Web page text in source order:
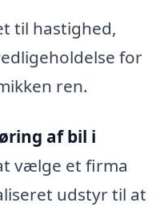
til hastighed,
for
ren.
af bil i
vælge et firma
udstyr til at